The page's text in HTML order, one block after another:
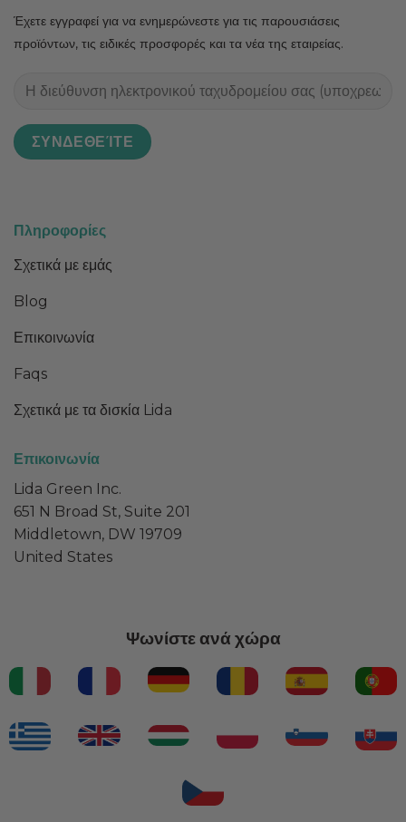
Πληροφορίες
Σχετικά με εμάς
Blog
Επικοινωνία
Faqs
Σχετικά με τα δισκία Lida
Επικοινωνία
Lida Green Inc.
651 N Broad St, Suite 201
Middletown, DW 19709
United States
Έχετε εγγραφεί για να ενημερώνεστε για τις παρουσιάσεις
προϊόντων, τις ειδικές προσφορές και τα νέα της εταιρείας.
Ψωνίστε ανά χώρα